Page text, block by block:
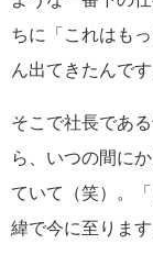
ちに「これはも
ん出てきたんです
そこで社長であ
ら、いつの間に
ていて（笑）。
緯で今に至ります